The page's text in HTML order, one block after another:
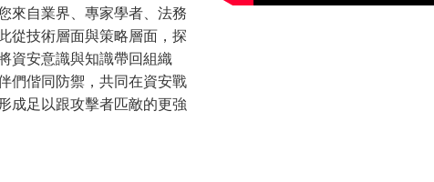
來自業界、專家學者、法務
從技術層面與策略層面，探
資安意識與知識帶回組織
們偕同防禦，共同在資安戰
成足以跟攻擊者匹敵的更強